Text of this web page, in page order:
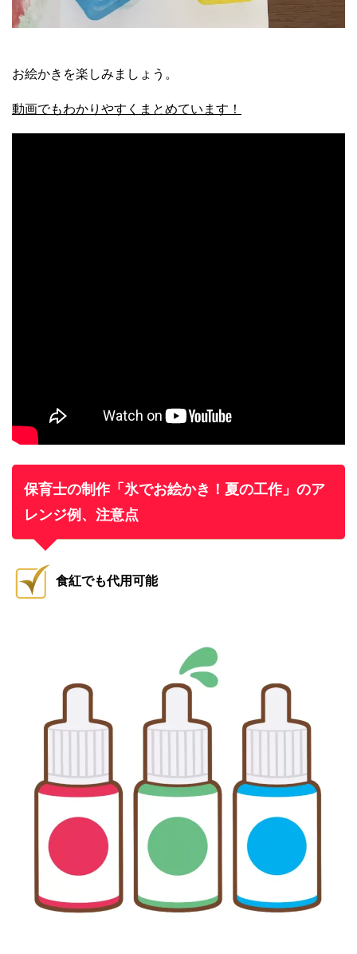
お絵かきを楽しみましょう。
動画でもわかりやすくまとめています！
保育士の制作「氷でお絵かき！夏の工作」のア
レンジ例、注意点
食紅でも代用可能